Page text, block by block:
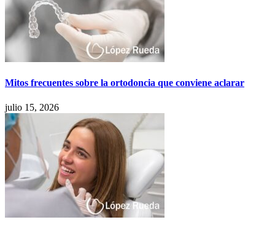
Mitos frecuentes sobre la ortodoncia que conviene aclarar
julio 15, 2026